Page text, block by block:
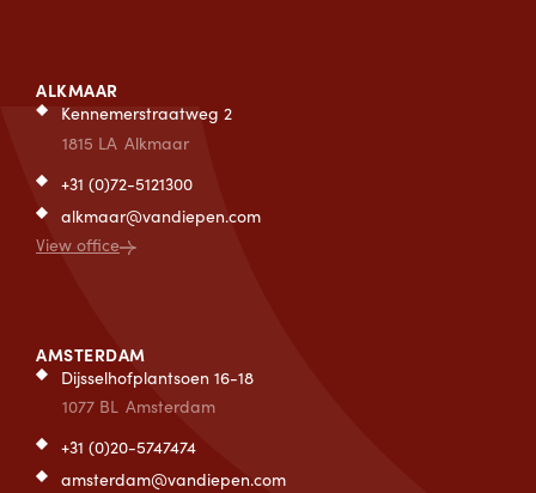
ALKMAAR
Kennemerstraatweg 2
1815 LA Alkmaar
+31 (0)72-5121300
alkmaar@vandiepen.com
View office
AMSTERDAM
Dijsselhofplantsoen 16-18
1077 BL Amsterdam
+31 (0)20-5747474
amsterdam@vandiepen.com